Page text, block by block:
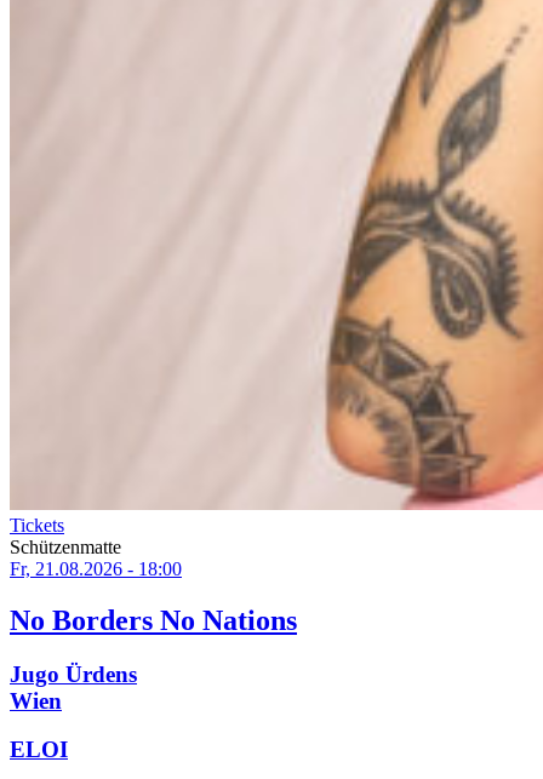
Tickets
Schützenmatte
Fr, 21.08.2026 - 18:00
No Borders No Nations
Jugo Ürdens
Wien
ELOI